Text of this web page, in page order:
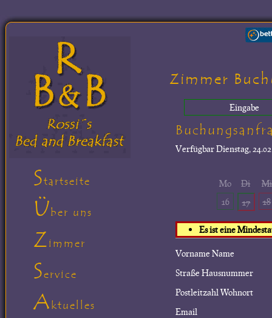
Zimmer
Eingabe
VerfügbarDienstag,
Mo
16
Di
17
Mi
18
Es ist eine
Vorname Name
Straße Hausnummer
Postleitzahl Wohnort
Email
Startseite
Über uns
Zimmer
Service
Aktuelles